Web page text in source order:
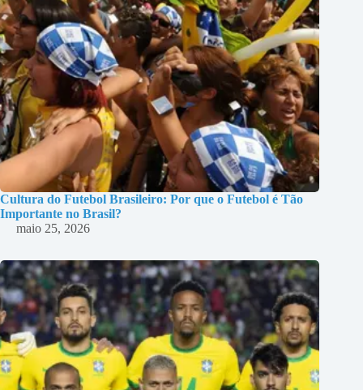
Cultura do Futebol Brasileiro: Por que o Futebol é Tão
Importante no Brasil?
maio 25, 2026